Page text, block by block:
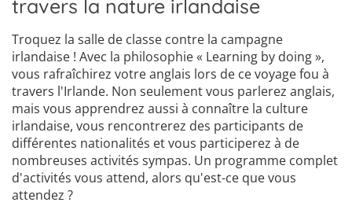
travers la nature irlandaise
Troquez la salle de classe contre la campagne
irlandaise ! Avec la philosophie « Learning by doing »,
vous rafraîchirez votre anglais lors de ce voyage fou à
travers l'Irlande. Non seulement vous parlerez anglais,
mais vous apprendrez aussi à connaître la culture
irlandaise, vous rencontrerez des participants de
différentes nationalités et vous participerez à de
nombreuses activités sympas. Un programme complet
d'activités vous attend, alors qu'est-ce que vous
attendez ?